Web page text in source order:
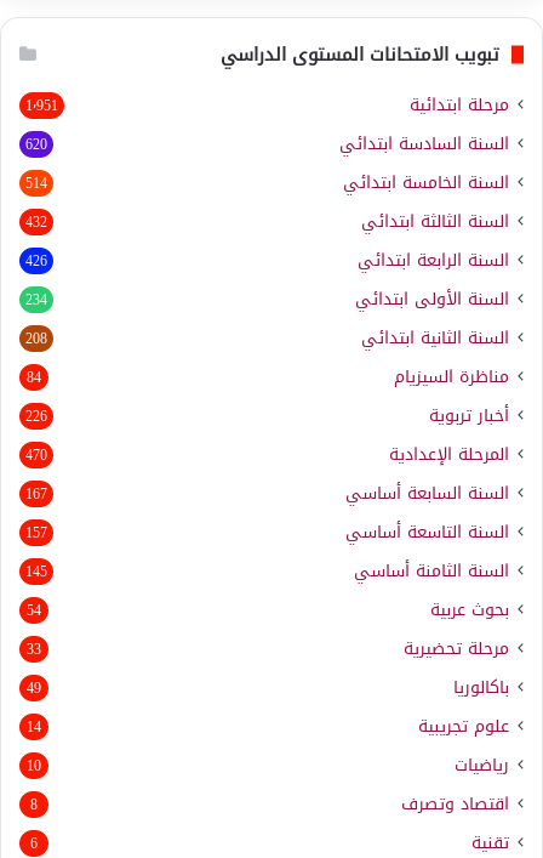
تبويب الامتحانات المستوى الدراسي
مرحلة ابتدائية 1٬951
السنة السادسة ابتدائي 620
السنة الخامسة ابتدائي 514
السنة الثالثة ابتدائي 432
السنة الرابعة ابتدائي 426
السنة الأولى ابتدائي 234
السنة الثانية ابتدائي 208
مناظرة السيزيام 84
أخبار تربوية 226
المرحلة الإعدادية 470
السنة السابعة أساسي 167
السنة التاسعة أساسي 157
السنة الثامنة أساسي 145
بحوث عربية 54
مرحلة تحضيرية 33
باكالوريا 49
علوم تجريبية 14
رياضيات 10
اقتصاد وتصرف 8
تقنية 6